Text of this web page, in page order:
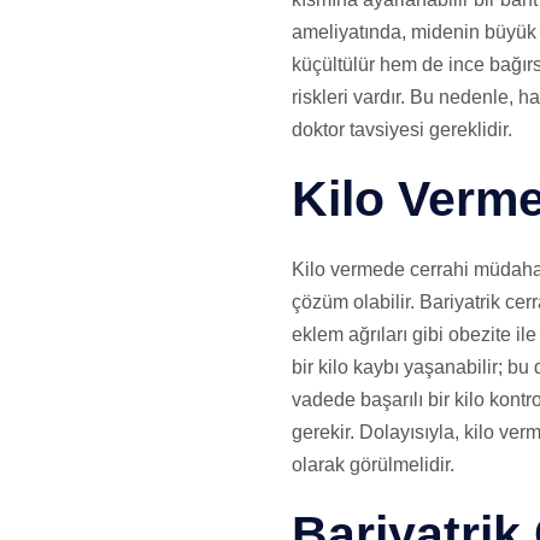
ameliyatında, midenin
küçültülür hem de ince
riskleri vardır. Bu nedenle,
doktor tavsiyesi gereklidir.
Kilo
Kilo vermede cerrahi
çözüm olabilir. Bariyatrik
eklem ağrıları gibi obezite
bir kilo kaybı yaşanabilir; bu
vadede başarılı bir kilo
gerekir. Dolayısıyla, kilo
olarak görülmelidir.